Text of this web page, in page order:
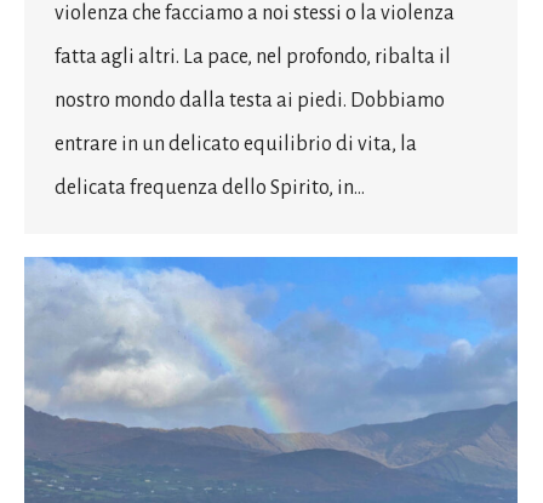
violenza che facciamo a noi stessi o la violenza
fatta agli altri. La pace, nel profondo, ribalta il
nostro mondo dalla testa ai piedi. Dobbiamo
entrare in un delicato equilibrio di vita, la
delicata frequenza dello Spirito, in…